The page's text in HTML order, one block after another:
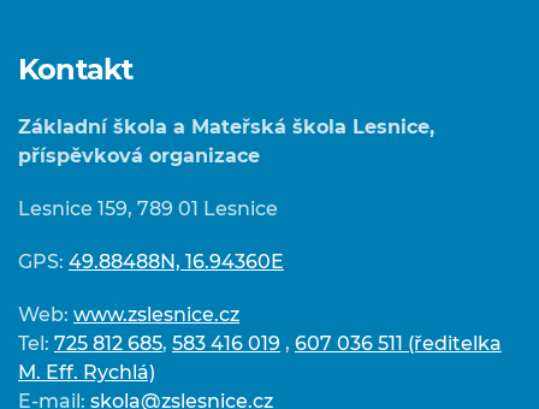
Kontakt
Základní škola a Mateřská škola Lesnice,
příspěvková organizace
Lesnice 159, 789 01 Lesnice
GPS: 49.88488N, 16.94360E
Web: www.zslesnice.cz
Tel: 725 812 685, 583 416 019 , 607 036 511 (ředitelka
M. Eff. Rychlá)
E-mail: skola@zslesnice.cz